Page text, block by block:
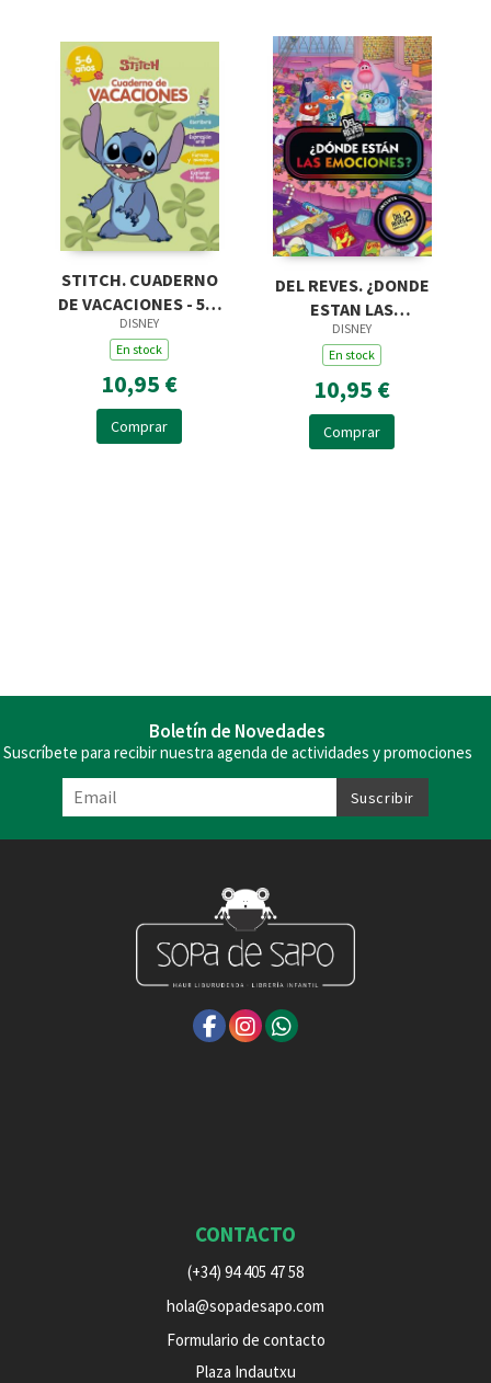
STITCH. CUADERNO
DE VACACIONES - 5-6
AÑOS
DISNEY
En stock
10,95 €
Comprar
DEL REVES. ¿DONDE
ESTAN LAS
EMOCIONES?
DISNEY
En stock
10,95 €
Comprar
Boletín de Novedades
Suscríbete para recibir nuestra agenda de actividades y promociones
CONTACTO
(+34) 94 405 47 58
hola@sopadesapo.com
Formulario de contacto
Plaza Indautxu